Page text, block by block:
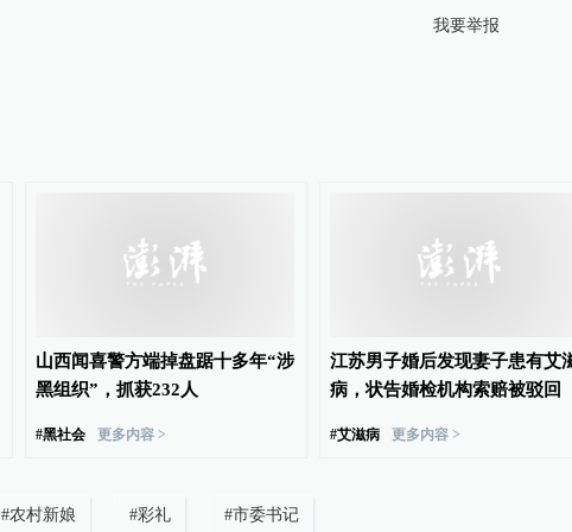
我要举报
山西闻喜警方端掉盘踞十多年“涉
黑组织”，抓获232人
#黑社会 更多内容 >
江苏男子婚后发现妻子患有艾
病，状告婚检机构索赔被驳回
#艾滋病 更多内容 >
#农村新娘 #彩礼 #市委书记